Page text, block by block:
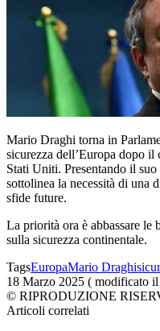
Mario Draghi torna in
sicurezza dell’Europa dopo il
Stati Uniti. Presentando il
sottolinea la necessità di una
sfide future.
La priorità ora è abbassare le
sulla sicurezza continentale.
TagsEuropaMario Draghi
18 Marzo 2025 ( modificato
© RIPRODUZIONE
Articoli correlati